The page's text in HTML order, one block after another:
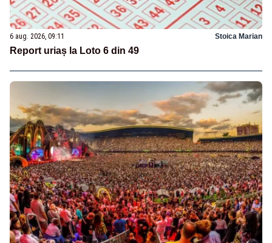
6 aug. 2026, 09:11 Stoica Marian
Report uriaș la Loto 6 din 49